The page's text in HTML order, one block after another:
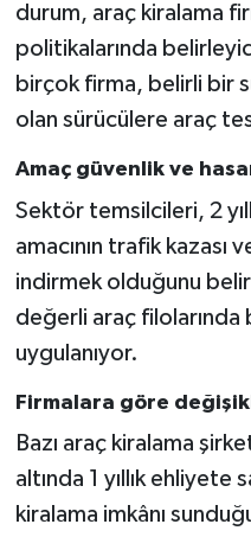
durum, araç kiralama
politikalarında
birçok firma, belirli bir
olan sürücülere araç
Amaç güvenlik ve
Sektör temsilcileri, 2
amacının trafik kazası
indirmek olduğunu
değerli araç filolarında
uygulanıyor.
Firmalara göre
Bazı araç kiralama
altında 1 yıllık
kiralama imkânı